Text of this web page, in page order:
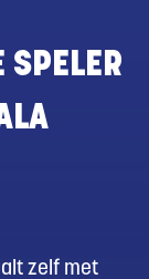
SPELER
zelf met